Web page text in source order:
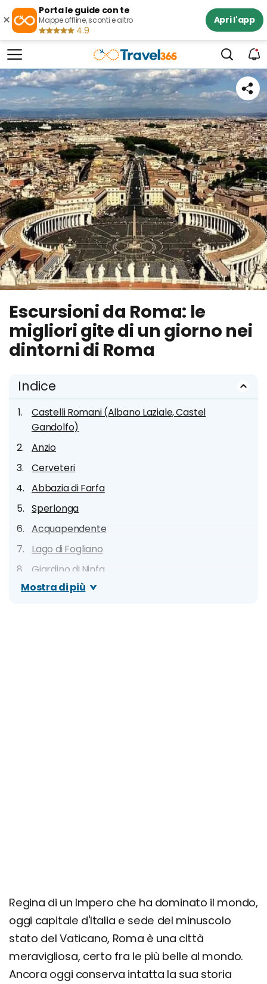
×
Porta le guide con te
Mappe offline, sconti e altro
4.9
Apri l'app
Escursioni da Roma: le
migliori gite di un giorno nei
dintorni di Roma
Indice
Castelli Romani (Albano Laziale, Castel
Gandolfo)
Anzio
Cerveteri
Abbazia di Farfa
Sperlonga
Acquapendente
Lago di Fogliano
Giardino di Ninfa
Castello Orsini-Odescalchi
Mostra di più
Regina di un Impero che ha dominato il mondo,
oggi capitale d'Italia e sede del minuscolo
stato del Vaticano, Roma è una città
meravigliosa, certo fra le più belle al mondo.
Ancora oggi conserva intatta la sua storia